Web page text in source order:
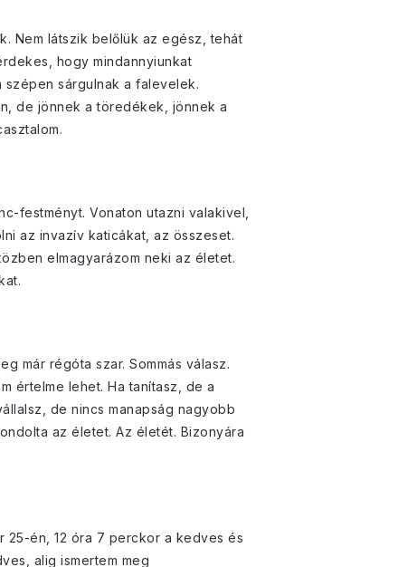
Nem látszik belőlük az egész, tehát
hogy mindannyiunkat
szépen sárgulnak a falevelek.
de jönnek a töredékek, jönnek a
festményt. Vonaton utazni valakivel,
az invazív katicákat, az összeset.
elmagyarázom neki az életet.
már régóta szar. Sommás válasz.
értelme lehet. Ha tanítasz, de a
de nincs manapság nagyobb
az életet. Az életét. Bizonyára
25-én, 12 óra 7 perckor a kedves és
alig ismertem meg